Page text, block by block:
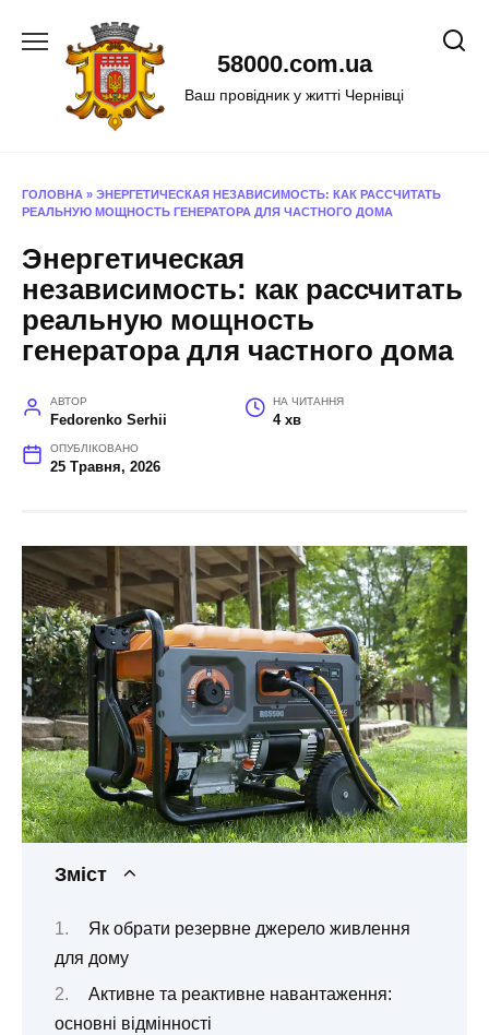
58000.com.ua
Ваш провідник у житті Чернівці
ГОЛОВНА » ЭНЕРГЕТИЧЕСКАЯ НЕЗАВИСИМОСТЬ: КАК РАССЧИТАТЬ
РЕАЛЬНУЮ МОЩНОСТЬ ГЕНЕРАТОРА ДЛЯ ЧАСТНОГО ДОМА
Энергетическая
независимость: как рассчитать
реальную мощность
генератора для частного дома
АВТОР
Fedorenko Serhii
НА ЧИТАННЯ
4 хв
ОПУБЛІКОВАНО
25 Травня, 2026
Зміст
Як обрати резервне джерело живлення
для дому
Активне та реактивне навантаження:
основні відмінності